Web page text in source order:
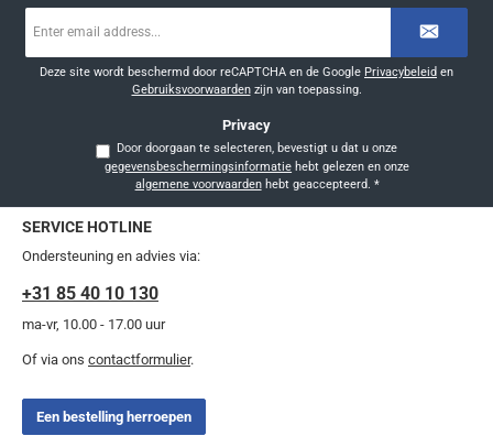
mailadres
Deze site wordt beschermd door reCAPTCHA en de Google Privacybeleid en
Gebruiksvoorwaardenzijn van toepassing.
Privacy
Door doorgaan te selecteren, bevestigt u dat u onze
gegevensbeschermingsinformatie
algemene voorwaardenhebt geaccepteerd. *
SERVICE HOTLINE
Ondersteuning en advies via:
+31 85 40 10 130
ma-vr, 10.00 - 17.00 uur
Of via ons contactformulier.
Een bestelling herroepen